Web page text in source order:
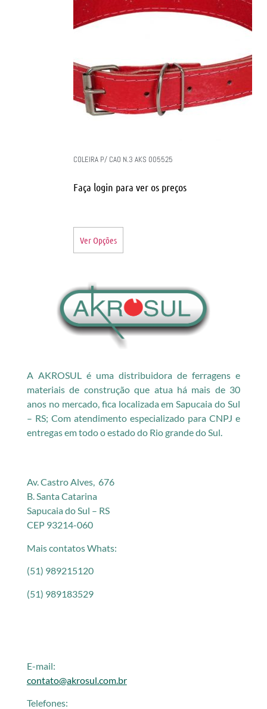
COLEIRA P/ CAO N.3 AKS 005525
Faça login para ver os preços
Ver Opções
A AKROSUL é uma distribuidora de ferragens e
materiais de construção que atua há mais de 30
anos no mercado, fica localizada em Sapucaia do Sul
– RS; Com atendimento especializado para CNPJ e
entregas em todo o estado do Rio grande do Sul.
Av. Castro Alves, 676
B. Santa Catarina
Sapucaia do Sul – RS
CEP 93214-060
Mais contatos Whats:
(51) 989215120
(51) 989183529
E-mail:
contato@akrosul.com.br
Telefones: